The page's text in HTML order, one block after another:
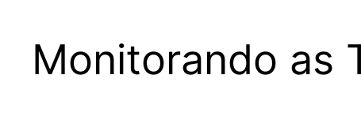
Monitorando as